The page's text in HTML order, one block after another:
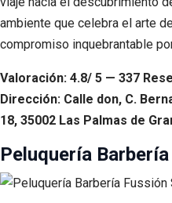
ambiente que celebra el arte
compromiso inquebrantable
Valoración: 4.8/ 5 — 337
Dirección: Calle don, C.
18, 35002 Las Palmas de
Peluquería